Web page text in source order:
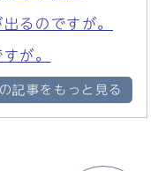
るのですが。
が。
記事をもっと見る